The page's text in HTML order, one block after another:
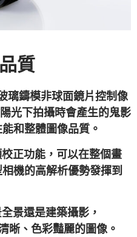
質
鑄模非球面鏡片控制像
光下拍攝時會產生的鬼影
和整體圖像品質。
正功能，可以在整個畫
機的高解析優勢發揮到
景還是建築攝影，
晰、色彩豔麗的圖像。